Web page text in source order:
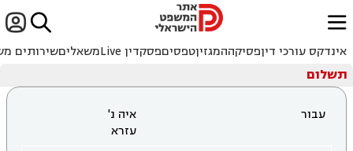

ﱐ
אינדקס עורכי דיןפסיקההמגזיןטפסיםפסקדין Live משאליםשירותים
תשלום
עבור
איה נ'
עזרא